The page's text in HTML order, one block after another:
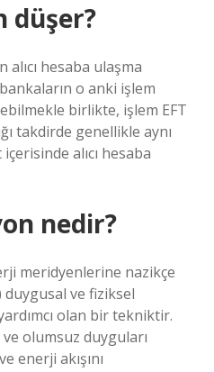
düşer?
hesaba ulaşma
o anki işlem
birlikte, işlem EFT
takdirde genellikle aynı
alıcı hesaba
nedir?
meridyenlerine nazikçe
ve fiziksel
olan bir tekniktir.
olumsuz duyguları
enerji akışını